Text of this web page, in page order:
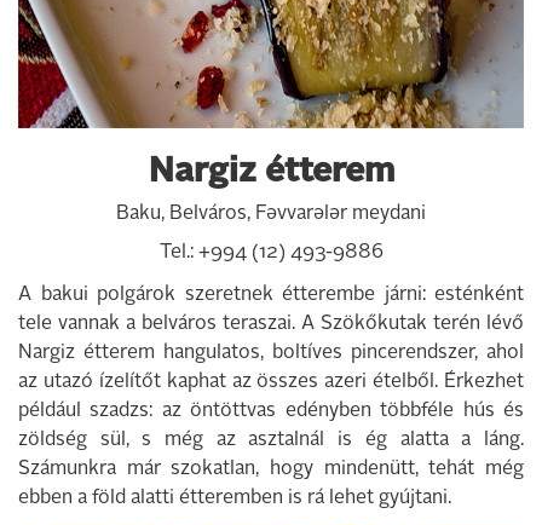
Nargiz étterem
Baku, Belváros, Fəvvarələr meydani
Tel.: +994 (12) 493-9886
A bakui polgárok szeretnek étterembe járni: esténként
tele vannak a belváros teraszai. A Szökőkutak terén lévő
Nargiz étterem hangulatos, boltíves pincerendszer, ahol
az utazó ízelítőt kaphat az összes azeri ételből. Érkezhet
például szadzs: az öntöttvas edényben többféle hús és
zöldség sül, s még az asztalnál is ég alatta a láng.
Számunkra már szokatlan, hogy mindenütt, tehát még
ebben a föld alatti étteremben is rá lehet gyújtani.